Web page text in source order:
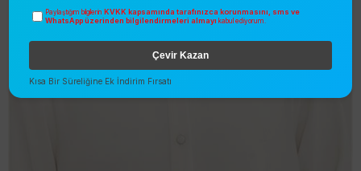
Paylaştığım bilgilerin KVKK kapsamında tarafınızca korunmasını, sms ve
WhatsApp üzerinden bilgilendirmeleri almayı kabul ediyorum.
Çevir Kazan
Kısa Bir Süreliğine Ek İndirim Fırsatı